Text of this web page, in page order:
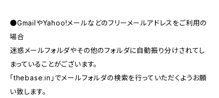
●GmailやYahoo!メールなどのフリーメールアドレスをご利用の
場合
迷惑メールフォルダやその他のフォルダに自動振り分けされてし
まっていることがございます。
「thebase.in」でメールフォルダの検索を行っていただくようお願
い致します。